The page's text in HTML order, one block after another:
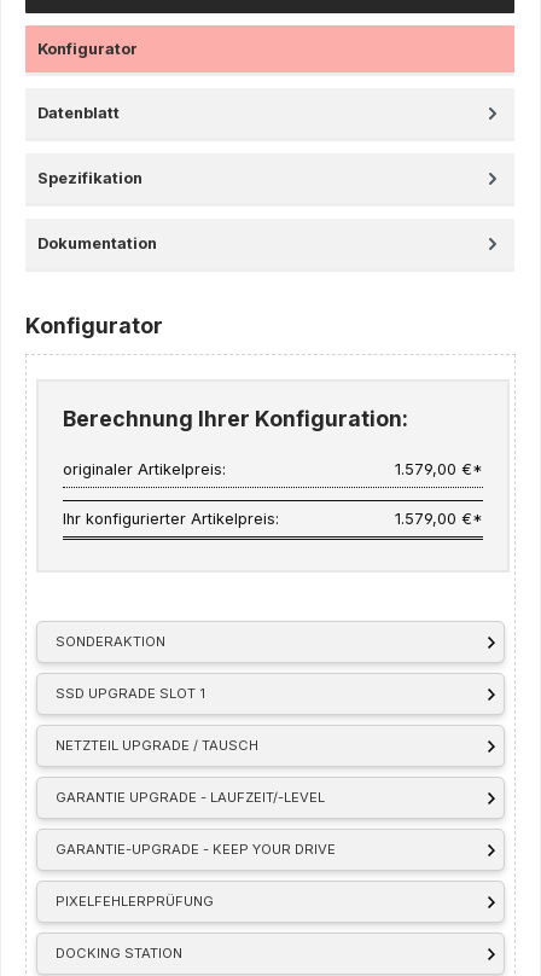
Konfigurator
Datenblatt
Spezifikation
Dokumentation
Konfigurator
SONDERAKTION
SSD UPGRADE SLOT 1
NETZTEIL UPGRADE / TAUSCH
GARANTIE UPGRADE - LAUFZEIT/-LEVEL
GARANTIE-UPGRADE - KEEP YOUR DRIVE
PIXELFEHLERPRÜFUNG
DOCKING STATION
Berechnung Ihrer Konfiguration:
originaler Artikelpreis: 1.579,00 €*
Ihr konfigurierter Artikelpreis: 1.579,00 €*